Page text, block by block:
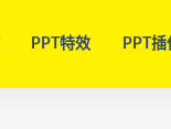
PPT特效 PPT插